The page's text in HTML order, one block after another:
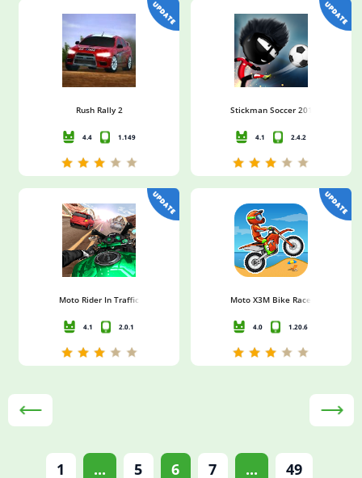
Rush Rally 2
4.4 1.149
Stickman Soccer 2018
4.1 2.4.2
Moto Rider In Traffic
4.1 2.0.1
Moto X3M Bike Race Game
4.0 1.20.6
1 ... 5 6 7 ... 49